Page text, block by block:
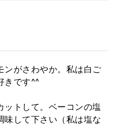
ンがさわやか。私は白ご
きです^^
ットして。ベーコンの塩
味して下さい（私は塩な